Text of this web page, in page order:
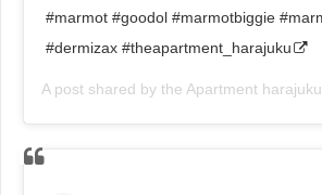
#marmot #goodol #marmotbiggie
#dermizax #theapartment_harajuku
A post shared by the Apartment harajuku